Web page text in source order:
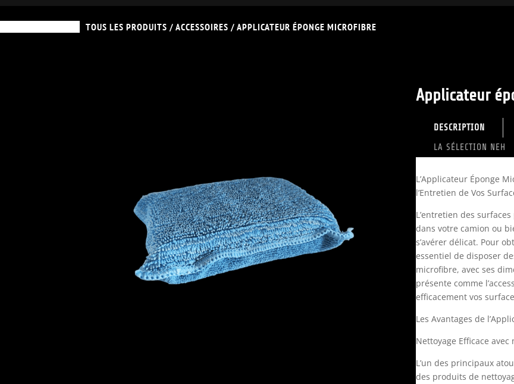
TOUS LES PRODUITS /ACCESSOIRES /APPLICATEUR ÉPONGE MICROFIBRE
Applicateur
DESCRIPTION
LA SÉLECTION NEH
L’Applicateur Éponge
l’Entretien de Vos
L’entretien des
dans votre camion ou
s’avérer délicat. Pour
essentiel de disposer
microfibre, avec ses
présente comme
efficacement vos
Les Avantages de
Nettoyage Efficace
L’un des principaux
des produits de